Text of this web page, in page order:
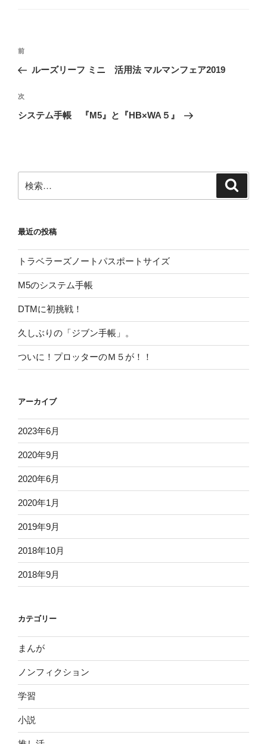
投
ナ
ビ
ゲ
ン
前
の
稿
前
ルーズリーフ ミニ 活用法 マルマンフェア2019
次
の
次
システム手帳 『M5』と『HB×WA５』
索:
最近の投稿
トラベラーズノートパスポートサイズ
M5のシステム手帳
DTMに初挑戦！
久しぶりの「ジブン手帳」。
ついに！プロッターのＭ５が！！
アーカイブ
2023年6月
2020年9月
2020年6月
2020年1月
2019年9月
2018年10月
2018年9月
カテゴリー
まんが
ノンフィクション
学習
小説